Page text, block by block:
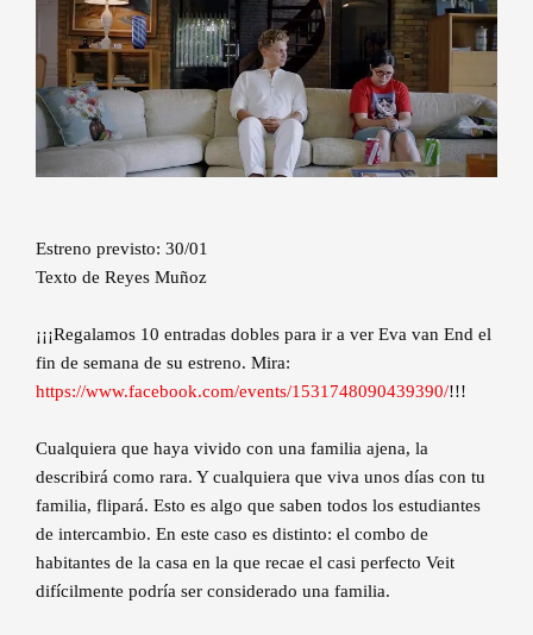
Estreno previsto: 30/01
Texto de Reyes Muñoz
¡¡¡Regalamos 10 entradas dobles para ir a ver Eva van End el
fin de semana de su estreno. Mira:
https://www.facebook.com/events/1531748090439390/!!!
Cualquiera que haya vivido con una familia ajena, la
describirá como rara. Y cualquiera que viva unos días con tu
familia, flipará. Esto es algo que saben todos los estudiantes
de intercambio. En este caso es distinto: el combo de
habitantes de la casa en la que recae el casi perfecto Veit
difícilmente podría ser considerado una familia.